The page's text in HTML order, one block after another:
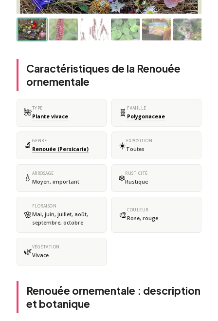
Caractéristiques de la Renouée
ornementale
🌺TYPE
Plante vivace 🧬 FAMILLE
Polygonaceae
🔬 GENRE
Renouée (Persicaria) ☀️EXPOSITION
Toutes
💧 ARROSAGE
Moyen, important ❄️RUSTICITÉ
Rustique
🌸
FLORAISON
Mai, juin, juillet, août,
septembre, octobre
🎨COULEUR
Rose, rouge
🌿VÉGÉTATION
Vivace
Renouée ornementale : description
et botanique